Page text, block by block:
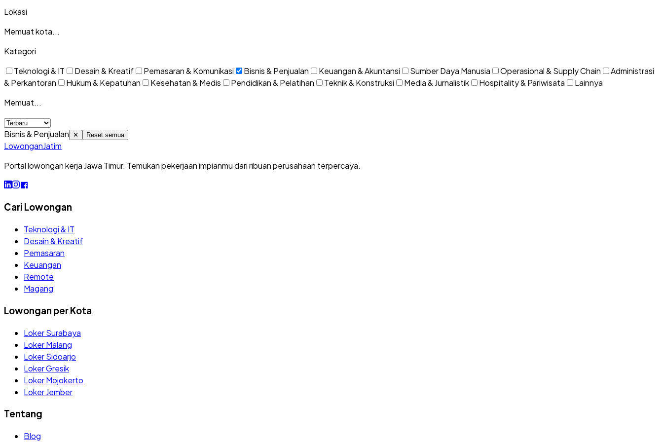
Lokasi
Memuat kota...
Kategori
Teknologi & IT
Desain & Kreatif Pemasaran & Komunikasi Bisnis & Penjualan Keuangan & Akuntansi Sumber Daya Manusia Operasional & Supply Chain
Administrasi
& Perkantoran
Hukum & Kepatuhan Kesehatan & Medis Pendidikan & Pelatihan Teknik & Konstruksi Media & Jurnalistik Hospitality & Pariwisata
Lainnya
Memuat...
Bisnis & Penjualan ✕ Reset semua
LowonganJatim
Portal lowongan kerja Jawa Timur. Temukan pekerjaan impianmu dari ribuan perusahaan terpercaya.
Cari Lowongan
Teknologi & IT
Desain & Kreatif
Pemasaran
Keuangan
Remote
Magang
Lowongan per Kota
Loker Surabaya
Loker Malang
Loker Sidoarjo
Loker Gresik
Loker Mojokerto
Loker Jember
Tentang
Blog